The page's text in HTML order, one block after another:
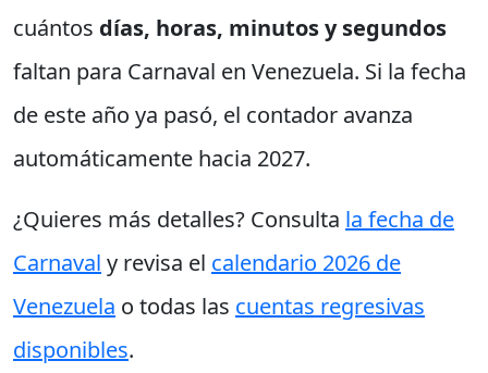
cuántos días, horas, minutos y segundos
faltan para Carnaval en Venezuela. Si la fecha
de este año ya pasó, el contador avanza
automáticamente hacia 2027.
¿Quieres más detalles? Consulta la fecha de
Carnaval y revisa el calendario 2026 de
Venezuela o todas las cuentas regresivas
disponibles.